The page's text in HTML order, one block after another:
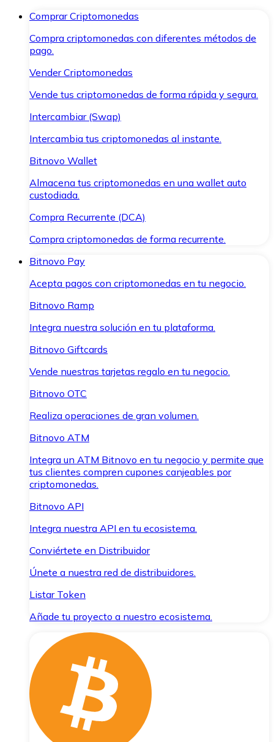
Comprar Criptomonedas
Compra criptomonedas con diferentes métodos de
pago.
Vender Criptomonedas
Vende tus criptomonedas de forma rápida y segura.
Intercambiar (Swap)
Intercambia tus criptomonedas al instante.
Bitnovo Wallet
Almacena tus criptomonedas en una wallet auto
custodiada.
Compra Recurrente (DCA)
Compra criptomonedas de forma recurrente.
Bitnovo Pay
Acepta pagos con criptomonedas en tu negocio.
Bitnovo Ramp
Integra nuestra solución en tu plataforma.
Bitnovo Giftcards
Vende nuestras tarjetas regalo en tu negocio.
Bitnovo OTC
Realiza operaciones de gran volumen.
Bitnovo ATM
Integra un ATM Bitnovo en tu negocio y permite que
tus clientes compren cupones canjeables por
criptomonedas.
Bitnovo API
Integra nuestra API en tu ecosistema.
Conviértete en Distribuidor
Únete a nuestra red de distribuidores.
Listar Token
Añade tu proyecto a nuestro ecosistema.